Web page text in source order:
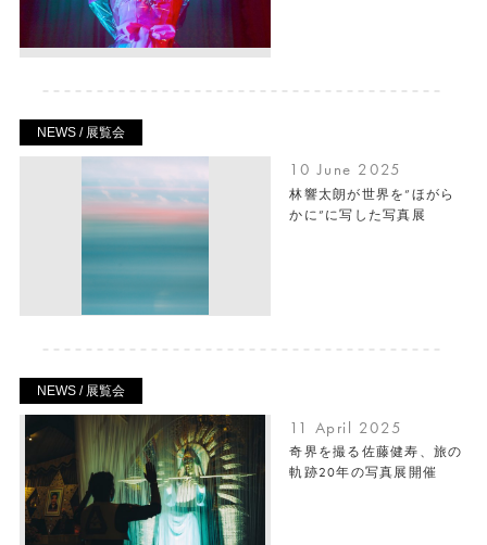
NEWS / 展覧会
10 June 2025
林響太朗が世界を”ほがら
かに”に写した写真展
NEWS / 展覧会
11 April 2025
奇界を撮る佐藤健寿、旅の
軌跡20年の写真展開催